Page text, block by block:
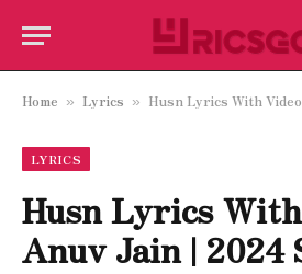
Home » Lyrics » Husn Lyrics With
LYRICS
Husn Lyrics
Anuv Jain | 2024